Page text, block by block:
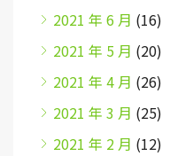
2021 年 6 月 (16)
2021 年 5 月 (20)
2021 年 4 月 (26)
2021 年 3 月 (25)
2021 年 2 月 (12)